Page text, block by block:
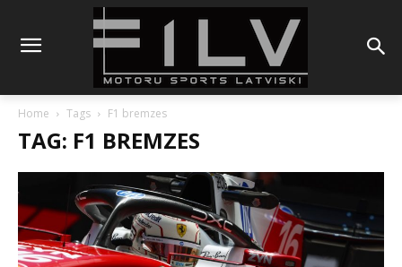
Home Tags F1 bremzes
TAG: F1 BREMZES